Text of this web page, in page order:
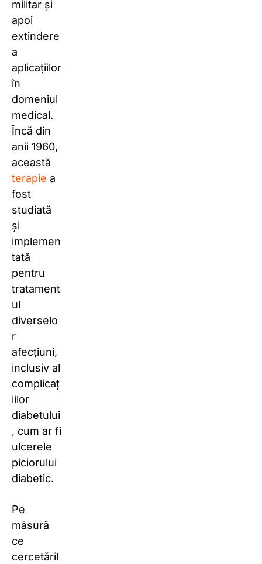
militar și
apoi
extindere
a
aplicațiilor
în
domeniul
medical.
Încă din
anii 1960,
această
terapie a
fost
studiată
și
implemen
tată
pentru
tratament
ul
diverselo
r
afecțiuni,
inclusiv al
complicaț
iilor
diabetului
, cum ar fi
ulcerele
piciorului
diabetic.
Pe
măsură
ce
cercetăril